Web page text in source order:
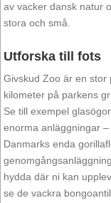
av vacker dansk natur
stora och små.
Utforska till fots
Givskud Zoo är en stor
kilometer på parkens
Se till exempel
enorma anläggningar
Danmarks enda
hydda där ni kan
se de vackra